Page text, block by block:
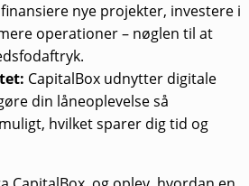
nye projekter, investere i
operationer – nøglen til at
CapitalBox udnytter digitale
din låneoplevelse så
hvilket sparer dig tid og